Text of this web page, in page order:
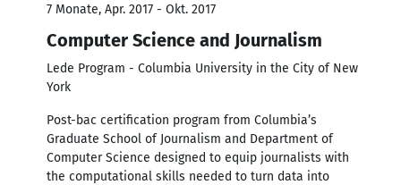
7 Monate, Apr. 2017 - Okt. 2017
Computer Science and Journalism
Lede Program - Columbia University in the City of New
York
Post-bac certification program from Columbia’s
Graduate School of Journalism and Department of
Computer Science designed to equip journalists with
the computational skills needed to turn data into